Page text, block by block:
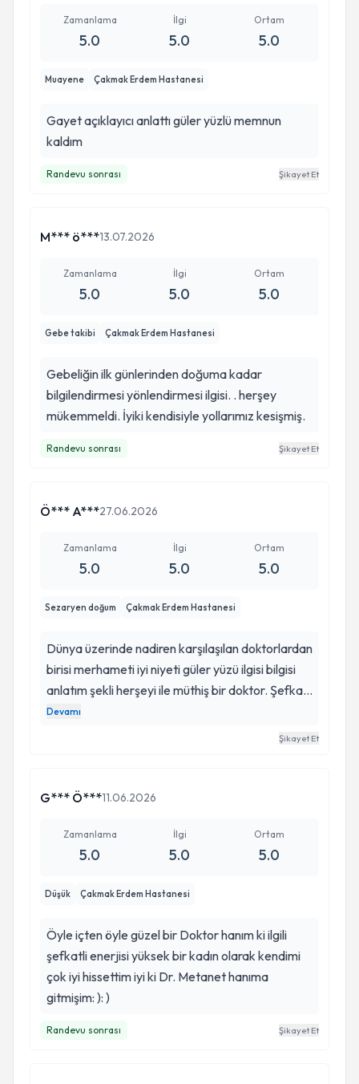
Zamanlama
5.0
İlgi
5.0
Ortam
5.0
Muayene Çakmak Erdem Hastanesi
Gayet açıklayıcı anlattı güler yüzlü memnun
kaldım
Randevu sonrası Şikayet Et
M*** ö***13.07.2026
Zamanlama
5.0
İlgi
5.0
Ortam
5.0
Gebe takibi Çakmak Erdem Hastanesi
Gebeliğin ilk günlerinden doğuma kadar
bilgilendirmesi yönlendirmesi ilgisi. . herşey
mükemmeldi. İyiki kendisiyle yollarımız kesişmiş.
Randevu sonrası Şikayet Et
Ö*** A***27.06.2026
Zamanlama
5.0
İlgi
5.0
Ortam
5.0
Sezaryen doğum Çakmak Erdem Hastanesi
Dünya üzerinde nadiren karşılaşılan doktorlardan
birisi merhameti iyi niyeti güler yüzü ilgisi bilgisi
anlatım şekli herşeyi ile müthiş bir doktor. Şefkati
ile yaklaşımı. . iyi ki karşılaştık iyi ki benim
Devamı
Şikayet Et
G*** Ö***11.06.2026
Zamanlama
5.0
İlgi
5.0
Ortam
5.0
Düşük Çakmak Erdem Hastanesi
Öyle içten öyle güzel bir Doktor hanım ki ilgili
şefkatli enerjisi yüksek bir kadın olarak kendimi
çok iyi hissettim iyi ki Dr. Metanet hanıma
gitmişim: ): )
Randevu sonrası Şikayet Et